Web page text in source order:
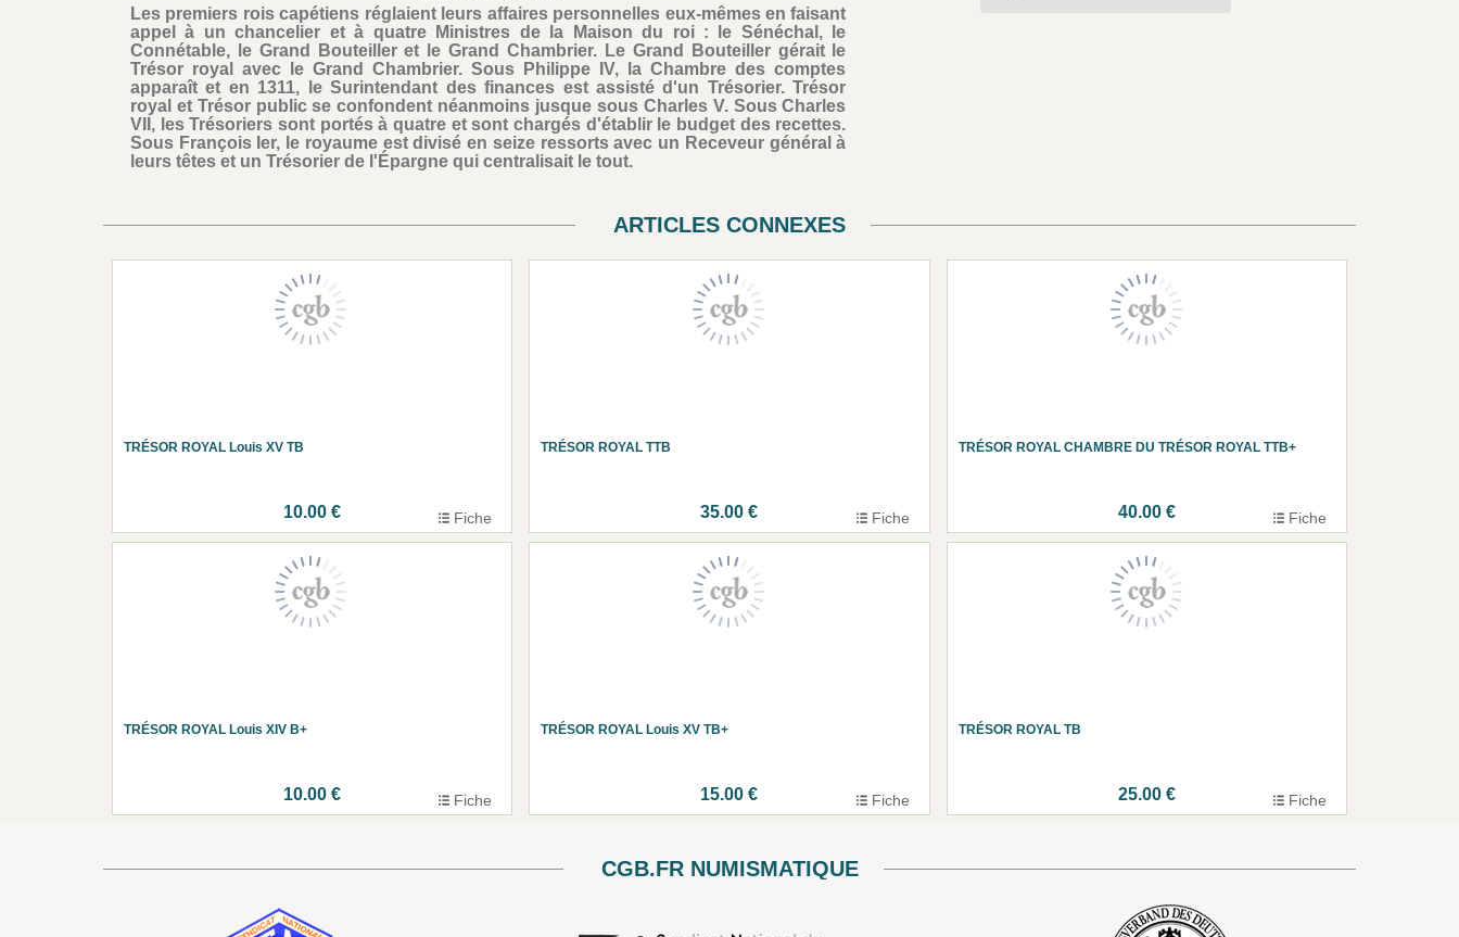
Les premiers rois capétiens réglaient leurs affaires personnelles eux-mêmes en faisant
appel à un chancelier et à quatre Ministres de la Maison du roi : le Sénéchal, le
Connétable, le Grand Bouteiller et le Grand Chambrier. Le Grand Bouteiller gérait le
Trésor royal avec le Grand Chambrier. Sous Philippe IV, la Chambre des comptes
apparaît et en 1311, le Surintendant des finances est assisté d'un Trésorier. Trésor
royal et Trésor public se confondent néanmoins jusque sous Charles V. Sous Charles
VII, les Trésoriers sont portés à quatre et sont chargés d'établir le budget des recettes.
Sous François Ier, le royaume est divisé en seize ressorts avec un Receveur général à
leurs têtes et un Trésorier de l'Épargne qui centralisait le tout.
ARTICLES CONNEXES
TRÉSOR ROYAL Louis XV TB
10.00 € Fiche
TRÉSOR ROYAL TTB
35.00 € Fiche
TRÉSOR ROYAL CHAMBRE DU TRÉSOR ROYAL TTB+
40.00 € Fiche
TRÉSOR ROYAL Louis XIV B+
10.00 € Fiche
TRÉSOR ROYAL Louis XV TB+
15.00 € Fiche
TRÉSOR ROYAL TB
25.00 € Fiche
CGB.FR NUMISMATIQUE